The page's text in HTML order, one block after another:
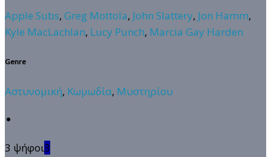
Apple Subs, Greg Mottola, John Slattery, Jon Hamm,
Kyle MacLachlan, Lucy Punch, Marcia Gay Harden
Genre
Αστυνομική, Κωμωδία, Μυστηρίου
3 ψήφοι3